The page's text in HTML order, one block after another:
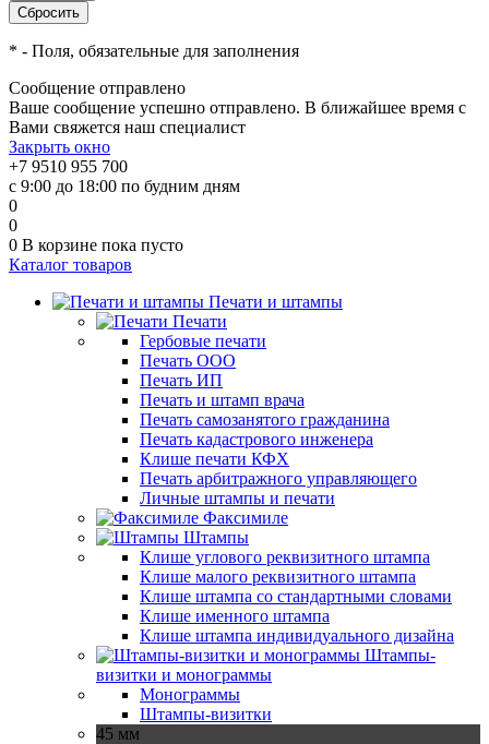
* - Поля, обязательные для заполнения
Сообщение отправлено
Ваше сообщение успешно отправлено. В ближайшее время с
Вами свяжется наш специалист
Закрыть окно
+7 9510 955 700
с 9:00 до 18:00 по будним дням
0
0
0 В корзине пока пусто
Каталог товаров
Печати и штампы
Печати
Гербовые печати
Печать ООО
Печать ИП
Печать и штамп врача
Печать самозанятого гражданина
Печать кадастрового инженера
Клише печати КФХ
Печать арбитражного управляющего
Личные штампы и печати
Факсимиле
Штампы
Клише углового реквизитного штампа
Клише малого реквизитного штампа
Клише штампа со стандартными словами
Клише именного штампа
Клише штампа индивидуального дизайна
Штампы-
визитки и монограммы
Монограммы
Штампы-визитки
45 мм